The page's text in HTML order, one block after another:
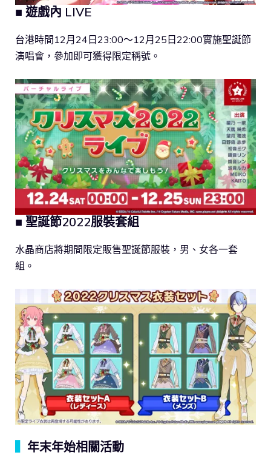
■ 遊戲內 LIVE
台港時間12月24日23:00～12月25日22:00實施聖誕節
演唱會，參加即可獲得限定稱號。
■ 聖誕節2022服裝套組
水晶商店將期間限定販售聖誕節服裝，男、女各一套
組。
年末年始相關活動